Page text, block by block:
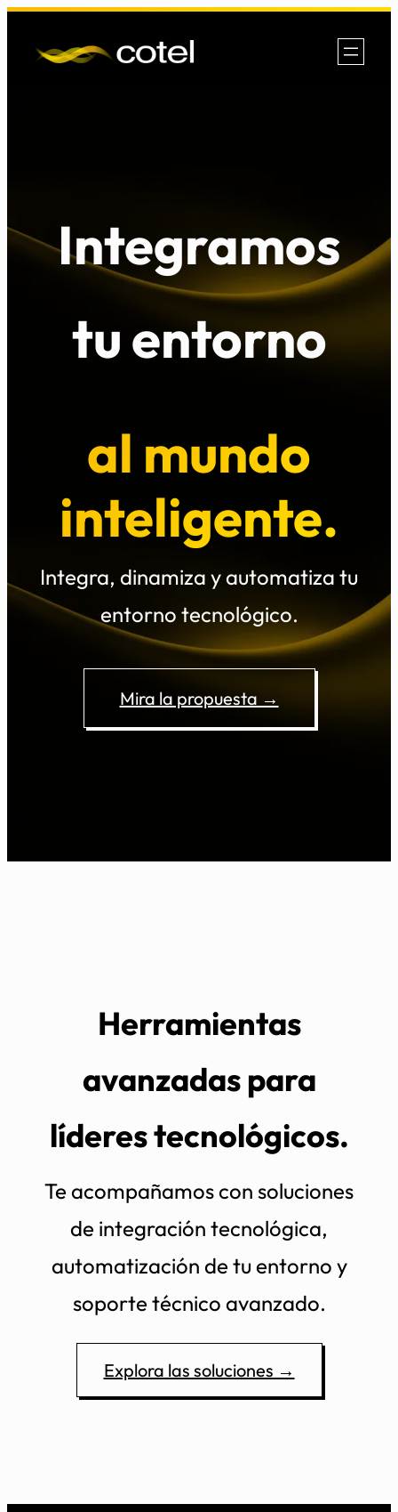
Integramos
tu entorno
al mundo
inteligente.
Integra, dinamiza y automatiza tu
entorno tecnológico.
Mira la propuesta →
Herramientas
avanzadas para
líderes tecnológicos.
Te acompañamos con soluciones
de integración tecnológica,
automatización de tu entorno y
soporte técnico avanzado.
Explora las soluciones →